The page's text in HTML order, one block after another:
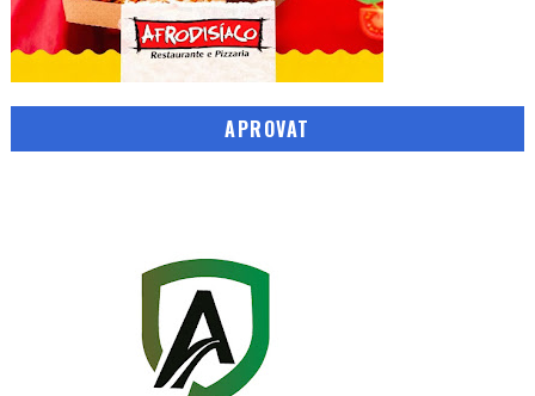
APROVAT